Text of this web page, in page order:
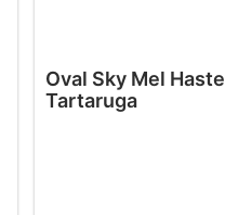
Oval Sky Mel Haste
Tartaruga